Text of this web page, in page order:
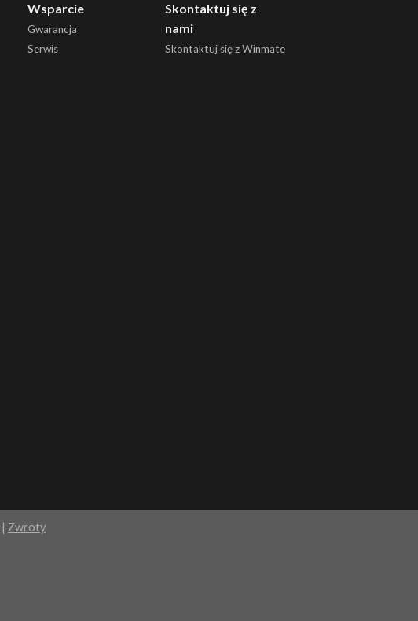
Wsparcie
Gwarancja
Serwis
Skontaktuj się z
nami
Skontaktuj się z Winmate
| Zwroty